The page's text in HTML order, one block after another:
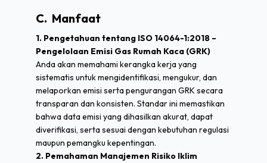
C. Manfaat
1. Pengetahuan tentang ISO 14064-1:2018 –
Pengelolaan Emisi Gas Rumah Kaca (GRK)
Anda akan memahami kerangka kerja yang
sistematis untuk mengidentifikasi, mengukur, dan
melaporkan emisi serta pengurangan GRK secara
transparan dan konsisten. Standar ini memastikan
bahwa data emisi yang dihasilkan akurat, dapat
diverifikasi, serta sesuai dengan kebutuhan regulasi
maupun pemangku kepentingan.
2. Pemahaman Manajemen Risiko Iklim